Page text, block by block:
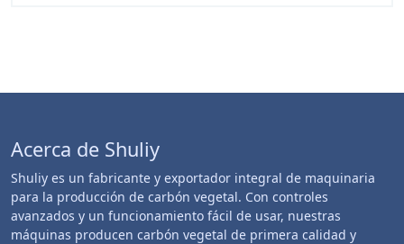
Acerca de Shuliy
Shuliy es un fabricante y exportador integral de maquinaria
para la producción de carbón vegetal. Con controles
avanzados y un funcionamiento fácil de usar, nuestras
máquinas producen carbón vegetal de primera calidad y